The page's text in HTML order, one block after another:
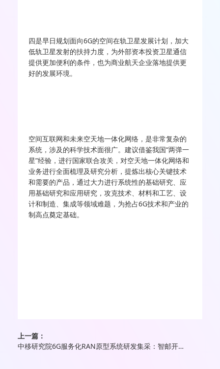
四是早日规划面向6G的空间在轨卫星发展计划，加大
低轨卫星发射的扶持力度，为外部资本投资卫星通信
提供更加便利的条件，也为商业航天企业落地提供更
好的发展环境。
空间互联网和未来空天地一体化网络，是非常复杂的
系统，涉及的科学技术面很广。建议借鉴我国“两弹一
星”经验，进行国家联合攻关，对空天地一体化网络和
业务进行全面梳理及研究分析，提炼出核心关键技术
和需要的产品，通过大力进行系统性的基础研究、应
用基础研究和应用研究，攻克技术、材料和工艺、设
计和制造、集成等领域难题，为抢占6G技术和产业的
制高点奠定基础。
上一篇：
中移研究院6G服务化RAN原型系统研发集采：智邮开源中标